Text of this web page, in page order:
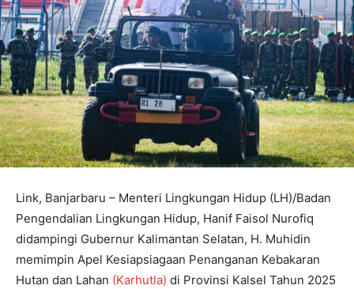
Link, Banjarbaru – Menteri Lingkungan Hidup (LH)/Badan
Pengendalian Lingkungan Hidup, Hanif Faisol Nurofiq
didampingi Gubernur Kalimantan Selatan, H. Muhidin
memimpin Apel Kesiapsiagaan Penanganan Kebakaran
Hutan dan Lahan (Karhutla) di Provinsi Kalsel Tahun 2025